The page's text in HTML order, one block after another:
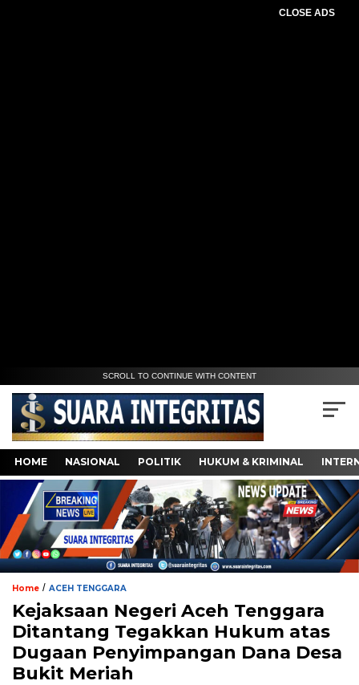
CLOSE ADS
SCROLL TO CONTINUE WITH CONTENT
HOME NASIONAL POLITIK HUKUM & KRIMINAL
Home / ACEH TENGGARA
Kejaksaan Negeri Aceh Tenggara
Ditantang Tegakkan Hukum atas
Dugaan Penyimpangan Dana Desa
Bukit Meriah